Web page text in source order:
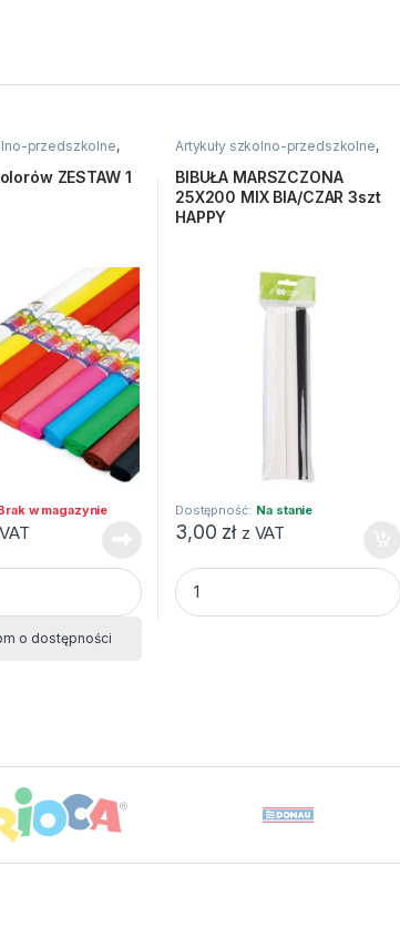
HAPPY C quantity
przedszkolne,
Kreatywne i
ZESTAW 1
w magazynie
ZESTAW 1 Fiorello quantity
o dostępności
Artykuły szkolno-przedszkolne,
Bibuły i krepiny
Kreatywne i
plastyczne
BIBUŁA MARSZCZONA
25X200 MIX BIA/CZAR 3szt
HAPPY
Dostępność: Na stanie
3,00 zł z VAT
BIBUŁA MARSZCZONA